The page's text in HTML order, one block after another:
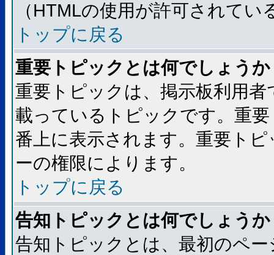
（HTMLの使用が許可されて
トップに戻る
重要トピックとは何でしょうか
重要トピックは、掲示板利用
載っているトピックです。重
番上に表示されます。重要ト
ーの権限によります。
トップに戻る
告知トピックとは何でしょうか
告知トピックとは、最初のペ